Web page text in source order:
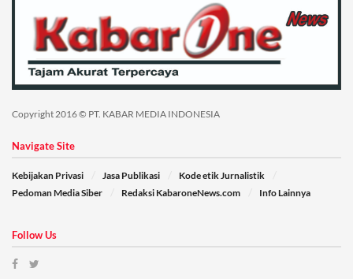
Copyright 2016 © PT. KABAR MEDIA INDONESIA
Navigate Site
Kebijakan Privasi Jasa Publikasi
Kode etik Jurnalistik
Pedoman Media Siber
Redaksi KabaroneNews.com Info Lainnya
Follow Us